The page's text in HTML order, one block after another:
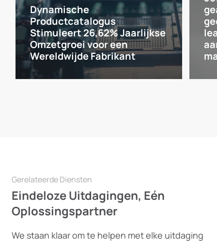
Dynamische
Productcatalogus
Stimuleert 26,62% Jaarlijkse
Omzetgroei voor een
Wereldwijde Fabrikant
Gerelateerde Diensten
Eindeloze Uitdagingen, Eén
Oplossingspartner
We staan klaar om te helpen met elke uitdaging